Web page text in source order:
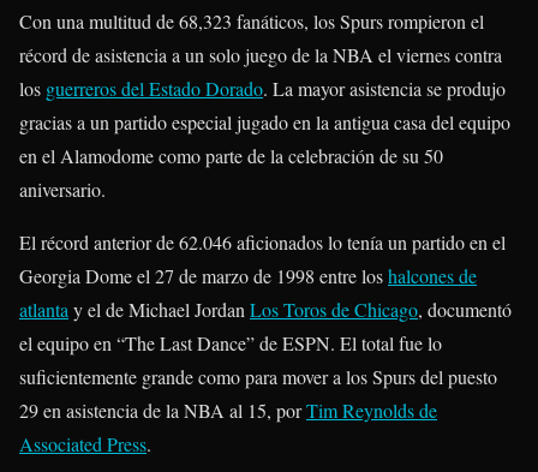
Con una multitud de 68,323 fanáticos, los Spurs rompieron el
récord de asistencia a un solo juego de la NBA el viernes contra
los guerreros del Estado Dorado. La mayor asistencia se produjo
gracias a un partido especial jugado en la antigua casa del equipo
en el Alamodome como parte de la celebración de su 50
aniversario.
El récord anterior de 62.046 aficionados lo tenía un partido en el
Georgia Dome el 27 de marzo de 1998 entre loshalcones de
atlanta y el de Michael Jordan Los Toros de Chicago, documentó
el equipo en “The Last Dance” de ESPN. El total fue lo
suficientemente grande como para mover a los Spurs del puesto
29 en asistencia de la NBA al 15, porTim Reynolds de
Associated Press.